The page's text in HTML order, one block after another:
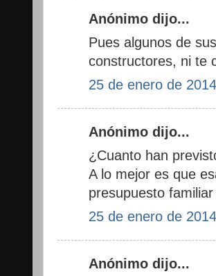
Anónimo dijo...
Pues algunos de
constructores, ni te
25 de enero de
Anónimo dijo...
¿Cuanto han
A lo mejor es que
presupuesto
25 de enero de
Anónimo dijo...